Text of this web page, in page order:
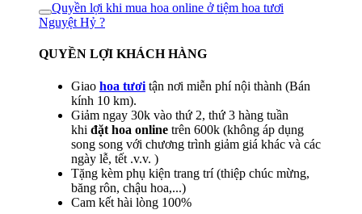
Quyền lợi khi mua hoa online ở tiệm hoa tươi
Nguyệt Hỷ ?
QUYỀN LỢI KHÁCH HÀNG
Giao hoa tươi tận nơi miễn phí nội thành (Bán
kính 10 km).
Giảm ngay 30k vào thứ 2, thứ 3 hàng tuần
khi đặt hoa online trên 600k (không áp dụng
song song với chương trình giảm giá khác và các
ngày lễ, tết .v.v. )
Tặng kèm phụ kiện trang trí (thiệp chúc mừng,
băng rôn, chậu hoa,...)
Cam kết hài lòng 100%